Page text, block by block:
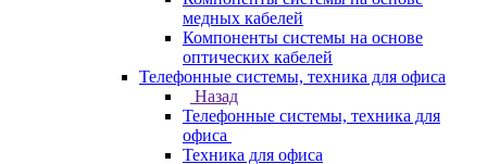
медных кабелей
Компоненты системы на основе
оптических кабелей
Телефонные системы, техника для офиса
Назад
Телефонные системы, техника для
офиса
Техника для офиса